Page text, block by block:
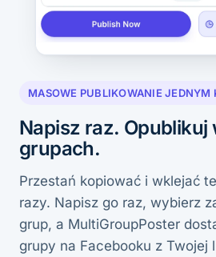
MASOWE PUBLIKOWANIE JEDNYM
Napisz raz. Opublikuj
grupach.
Przestań kopiować i wklejać
razy. Napisz go raz, wybierz
grup, a MultiGroupPoster
grupy na Facebooku z